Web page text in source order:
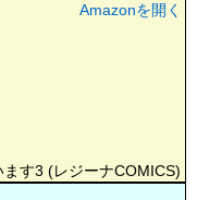
す3 (レジーナCOMICS)
Amazonを開く